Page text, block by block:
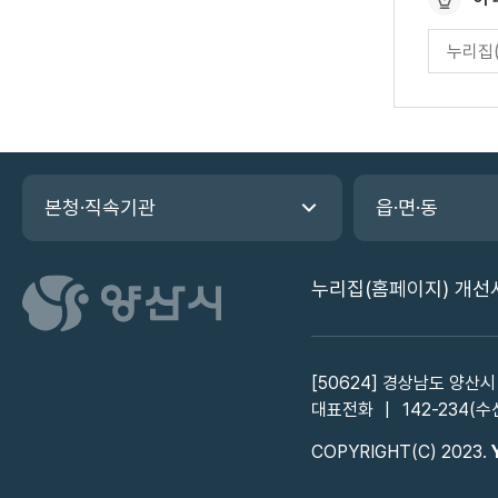
이
만
족
만
도
입
바
로
본청·직속기관 읍·면·동
누리집(홈페이지) 개선
[50624] 경상남도 양산
대표전화
142-234(수
COPYRIGHT(C) 2023.